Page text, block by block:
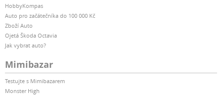
HobbyKompas
Auto pro začátečníka do 100 000 Kč
Zboží Auto
Ojetá Škoda Octavia
Jak vybrat auto?
Mimibazar
Testujte s Mimibazarem
Monster High